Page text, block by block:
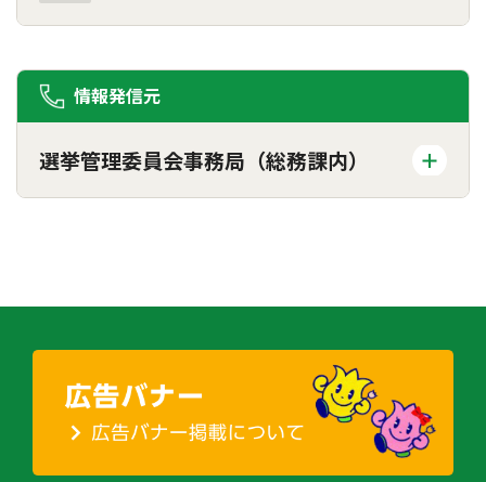
情報発信元
選挙管理委員会事務局（総務課内）